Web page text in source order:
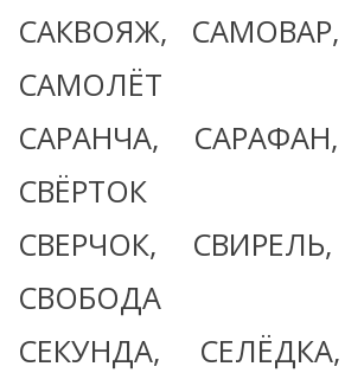
САКВОЯЖ, САМОВАР,
САМОЛЁТ
САРАНЧА, САРАФАН,
СВЁРТОК
СВЕРЧОК, СВИРЕЛЬ,
СВОБОДА
СЕКУНДА, СЕЛЁДКА,